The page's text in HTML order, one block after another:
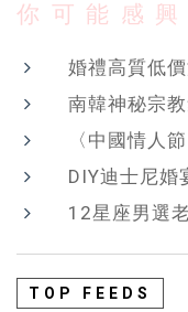
你可能感
婚禮高質低
南韓神秘宗
〈中國情人
DIY迪士尼婚
12星座男選
TOP FEEDS